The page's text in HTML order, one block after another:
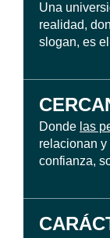
Una
realidad,
slogan, es
Donde las
relacionan y
confianza,